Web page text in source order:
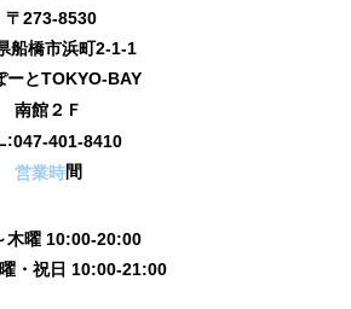
〒273-8530
船橋市浜町2-1-1
ーとTOKYO-BAY
南館２Ｆ
047-401-8410
営業時間
木曜 10:00-20:00
・祝日 10:00-21:00